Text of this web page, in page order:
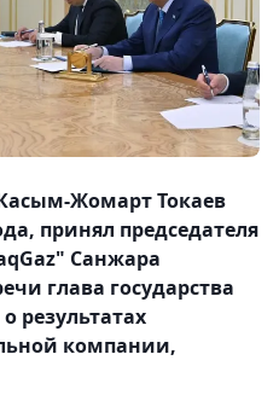
Жомарт Токаев
принял председателя
Санжара
глава государства
результатах
компании,